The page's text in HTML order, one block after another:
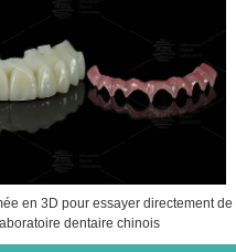
en 3D pour essayer directement de
dentaire chinois